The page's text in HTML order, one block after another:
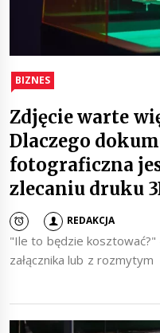
BIZNES
Zdjęcie warte
Dlaczego
fotograficzna
zlecaniu druku
REDAKCJA
"Ile to będzie
załącznika lub z rozmytym